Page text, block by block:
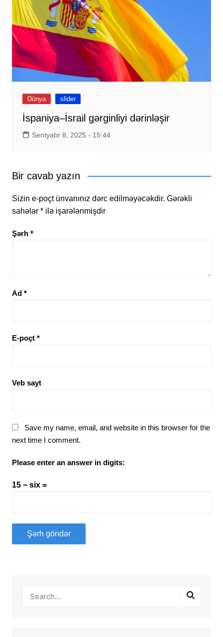
Dünya slider
İspaniya–İsrail gərginliyi dərinləşir
Sentyabr 8, 2025 - 15:44
Bir cavab yazın
Sizin e-poçt ünvanınız dərc edilməyəcəkdir. Gərəkli
sahələr *ilə işarələnmişdir
Şərh *
Ad *
E-poçt *
Veb sayt
Save my name, email, and website in this browser for the
next time I comment.
Please enter an answer in digits:
15 − six =